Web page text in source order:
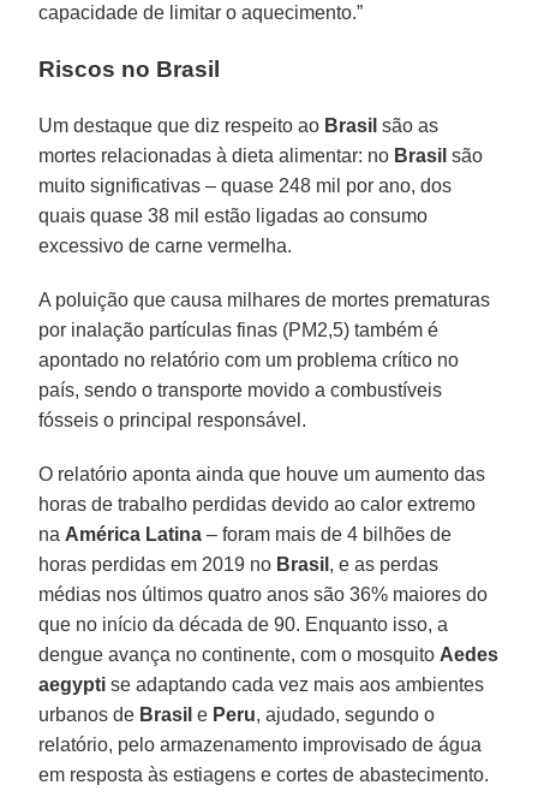
capacidade de limitar o aquecimento.”
Riscos no Brasil
Um destaque que diz respeito ao Brasil são as
mortes relacionadas à dieta alimentar: no Brasil são
muito significativas – quase 248 mil por ano, dos
quais quase 38 mil estão ligadas ao consumo
excessivo de carne vermelha.
A poluição que causa milhares de mortes prematuras
por inalação partículas finas (PM2,5) também é
apontado no relatório com um problema crítico no
país, sendo o transporte movido a combustíveis
fósseis o principal responsável.
O relatório aponta ainda que houve um aumento das
horas de trabalho perdidas devido ao calor extremo
na América Latina – foram mais de 4 bilhões de
horas perdidas em 2019 no Brasil , e as perdas
médias nos últimos quatro anos são 36% maiores do
que no início da década de 90. Enquanto isso, a
dengue avança no continente, com o mosquito Aedes
aegypti se adaptando cada vez mais aos ambientes
urbanos de Brasil e Peru, ajudado, segundo o
relatório, pelo armazenamento improvisado de água
em resposta às estiagens e cortes de abastecimento.